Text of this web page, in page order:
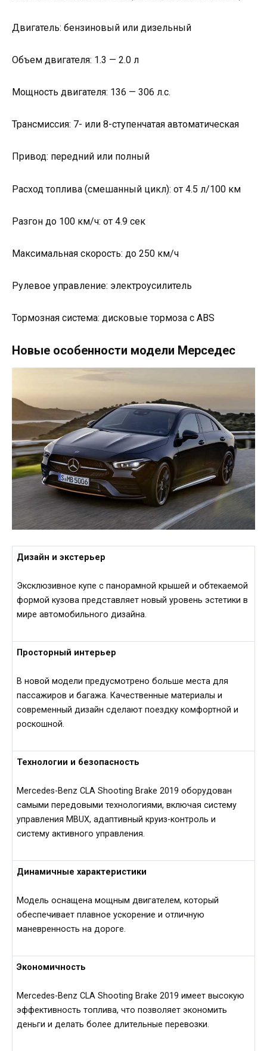
Двигатель: бензиновый или дизельный
Объем двигателя: 1.3 — 2.0 л
Мощность двигателя: 136 — 306 л.с.
Трансмиссия: 7- или 8-ступенчатая автоматическая
Привод: передний или полный
Расход топлива (смешанный цикл): от 4.5 л/100 км
Разгон до 100 км/ч: от 4.9 сек
Максимальная скорость: до 250 км/ч
Рулевое управление: электроусилитель
Тормозная система: дисковые тормоза с ABS
Новые особенности модели Мерседес
Дизайн и экстерьер
Эксклюзивное купе с панорамной крышей и обтекаемой
формой кузова представляет новый уровень эстетики в
мире автомобильного дизайна.
Просторный интерьер
В новой модели предусмотрено больше места для
пассажиров и багажа. Качественные материалы и
современный дизайн сделают поездку комфортной и
роскошной.
Технологии и безопасность
Mercedes-Benz CLA Shooting Brake 2019 оборудован
самыми передовыми технологиями, включая систему
управления MBUX, адаптивный круиз-контроль и
систему активного управления.
Динамичные характеристики
Модель оснащена мощным двигателем, который
обеспечивает плавное ускорение и отличную
маневренность на дороге.
Экономичность
Mercedes-Benz CLA Shooting Brake 2019 имеет высокую
эффективность топлива, что позволяет экономить
деньги и делать более длительные перевозки.